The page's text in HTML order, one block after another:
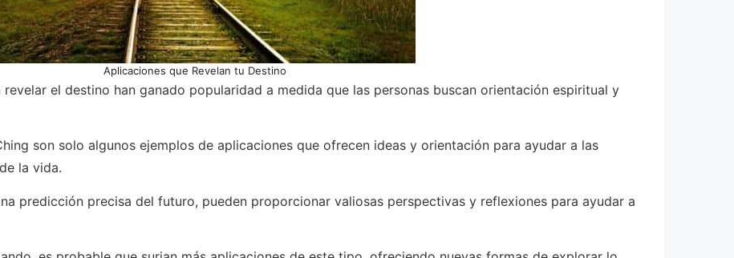
Aplicaciones que Revelan tu Destino
el destino han ganado popularidad a medida que las personas buscan orientación espiritual y
son solo algunos ejemplos de aplicaciones que ofrecen ideas y orientación para ayudar a las
la vida.
predicción precisa del futuro, pueden proporcionar valiosas perspectivas y reflexiones para ayudar a